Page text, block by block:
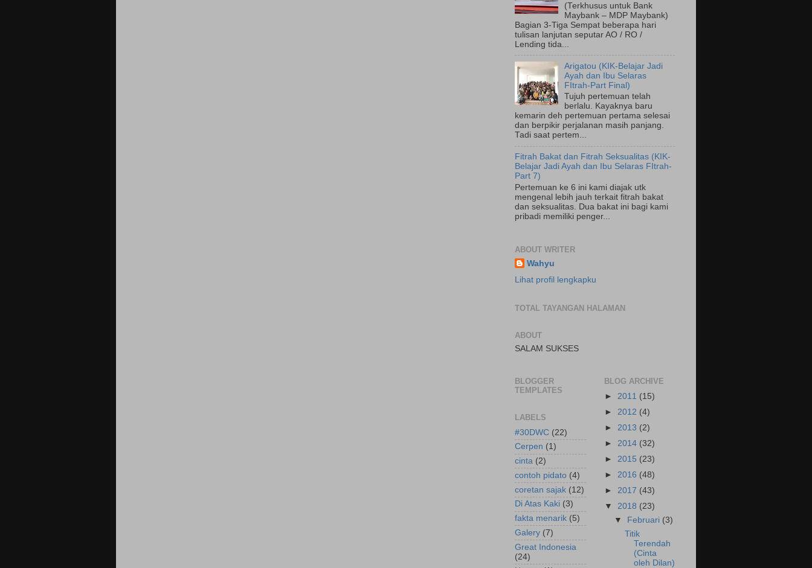
(Terkhusus untuk Bank
Maybank – MDP Maybank)
Bagian 3-Tiga Sempat beberapa hari
tulisan lanjutan seputar AO / RO /
Lending tida...
Arigatou (KIK-Belajar Jadi
Ayah dan Ibu Selaras
FItrah-Part Final)
Tujuh pertemuan telah
berlalu. Kayaknya baru
kemarin deh pertemuan pertama selesai
dan berpikir perjalanan masih panjang.
Tadi saat pertem...
Fitrah Bakat dan Fitrah Seksualitas (KIK-
Belajar Jadi Ayah dan Ibu Selaras FItrah-
Part 7)
Pertemuan ke 6 ini kami diajak utk
mengenal lebih jauh terkait fitrah bakat
dan seksualitas. Dua bakat ini bagi kami
pribadi memiliki penger...
ABOUT WRITER
Wahyu
Lihat profil lengkapku
TOTAL TAYANGAN HALAMAN
ABOUT
SALAM SUKSES
BLOGGER
TEMPLATES
LABELS
#30DWC (22)
Cerpen (1)
cinta (2)
contoh pidato (4)
coretan sajak (12)
Di Atas Kaki (3)
fakta menarik (5)
Galery (7)
Great Indonesia
(24)
BLOG ARCHIVE
► 2011 (15)
► 2012 (4)
► 2013 (2)
► 2014 (32)
► 2015 (23)
► 2016 (48)
► 2017 (43)
▼ 2018 (23)
▼
Februari (3)
Titik
Terendah
(Cinta
oleh Dilan)